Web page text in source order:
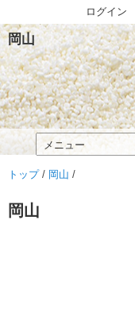
岡山
トップ/ 岡山 /
岡山
ログイン